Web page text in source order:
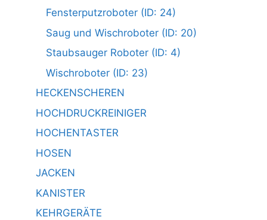
Fensterputzroboter (ID: 24)
Saug und Wischroboter (ID: 20)
Staubsauger Roboter (ID: 4)
Wischroboter (ID: 23)
HECKENSCHEREN
HOCHDRUCKREINIGER
HOCHENTASTER
HOSEN
JACKEN
KANISTER
KEHRGERÄTE